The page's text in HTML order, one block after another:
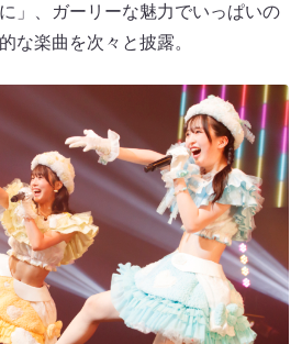
」、ガーリーな魅力でいっぱいの
な楽曲を次々と披露。